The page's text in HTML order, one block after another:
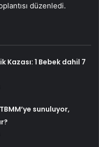
düzenledi.
Kazası: 1 Bebek dahil 7
sunuluyor,